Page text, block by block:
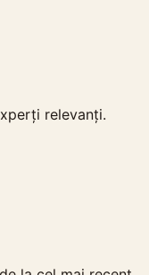
relevanți.